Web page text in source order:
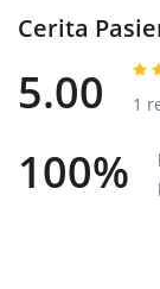
Cerita
5.00 1
100%